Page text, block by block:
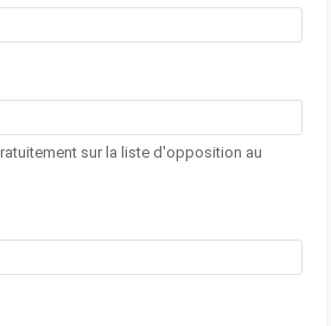
sur la liste d'opposition au